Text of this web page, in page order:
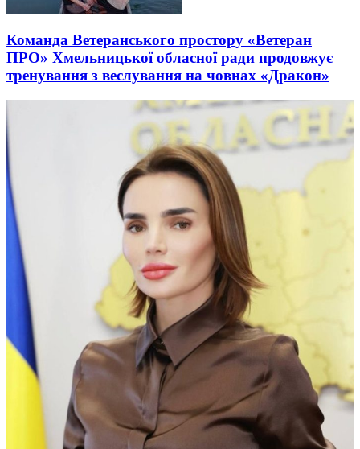
Команда Ветеранського простору «Ветеран
ПРО» Хмельницької обласної ради продовжує
тренування з веслування на човнах «Дракон»